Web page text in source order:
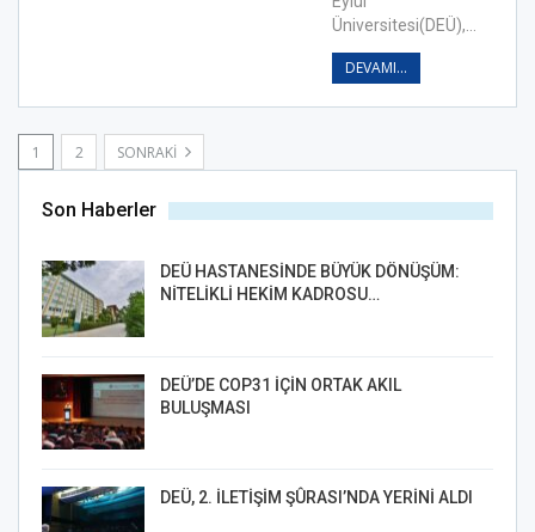
Üniversitesi(DEÜ),…
DEVAMI...
1 2 SONRAKI
Son Haberler
DEÜ HASTANESİNDE BÜYÜK DÖNÜŞÜM:
NİTELİKLİ HEKİM KADROSU…
DEÜ’DE COP31 İÇİN ORTAK AKIL
BULUŞMASI
DEÜ, 2. İLETİŞİM ŞÛRASI’NDA YERİNİ ALDI